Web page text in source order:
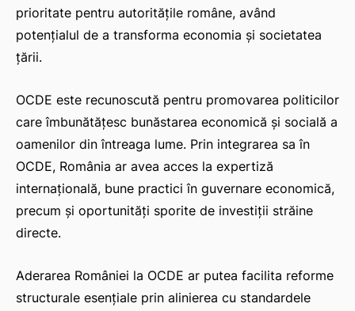
prioritate pentru autoritățile române, având
potențialul de a transforma economia și societatea
țării.
OCDE este recunoscută pentru promovarea politicilor
care îmbunătățesc bunăstarea economică și socială a
oamenilor din întreaga lume. Prin integrarea sa în
OCDE, România ar avea acces la expertiză
internațională, bune practici în guvernare economică,
precum și oportunități sporite de investiții străine
directe.
Aderarea României la OCDE ar putea facilita reforme
structurale esențiale prin alinierea cu standardele